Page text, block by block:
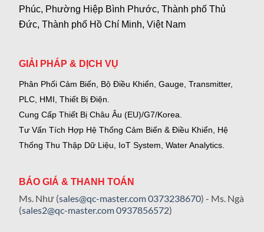
Phúc, Phường Hiệp Bình Phước, Thành phố Thủ
Đức, Thành phố Hồ Chí Minh, Việt Nam
GIẢI PHÁP & DỊCH VỤ
Phân Phối Cảm Biến, Bộ Điều Khiển, Gauge, Transmitter,
PLC, HMI, Thiết Bị Điện.
Cung Cấp Thiết Bị Châu Âu (EU)/G7/Korea.
Tư Vấn Tích Hợp Hệ Thống Cảm Biến & Điều Khiển, Hệ
Thống Thu Thập Dữ Liệu, IoT System, Water Analytics.
BÁO GIÁ & THANH TOÁN
Ms. Như (sales@qc-master.com0373238670) - Ms. Ngà
(sales2@qc-master.com0937856572)